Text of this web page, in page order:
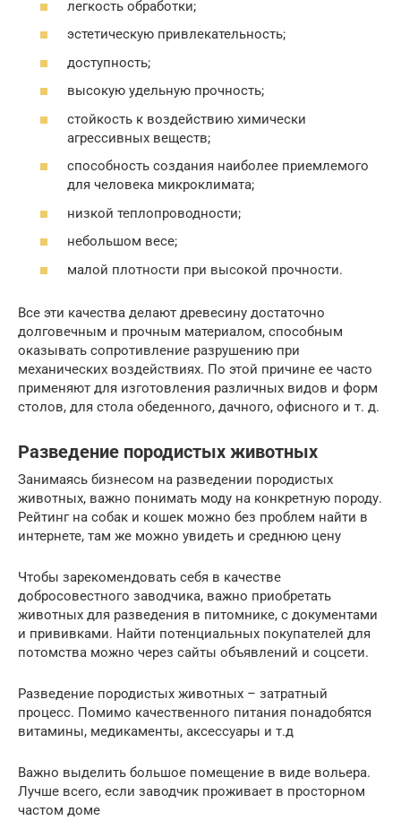
легкость обработки;
эстетическую привлекательность;
доступность;
высокую удельную прочность;
стойкость к воздействию химически
агрессивных веществ;
способность создания наиболее приемлемого
для человека микроклимата;
низкой теплопроводности;
небольшом весе;
малой плотности при высокой прочности.
Все эти качества делают древесину достаточно
долговечным и прочным материалом, способным
оказывать сопротивление разрушению при
механических воздействиях. По этой причине ее часто
применяют для изготовления различных видов и форм
столов, для стола обеденного, дачного, офисного и т. д.
Разведение породистых животных
Занимаясь бизнесом на разведении породистых
животных, важно понимать моду на конкретную породу.
Рейтинг на собак и кошек можно без проблем найти в
интернете, там же можно увидеть и среднюю цену
Чтобы зарекомендовать себя в качестве
добросовестного заводчика, важно приобретать
животных для разведения в питомнике, с документами
и прививками. Найти потенциальных покупателей для
потомства можно через сайты объявлений и соцсети.
Разведение породистых животных – затратный
процесс. Помимо качественного питания понадобятся
витамины, медикаменты, аксессуары и т.д
Важно выделить большое помещение в виде вольера.
Лучше всего, если заводчик проживает в просторном
частом доме